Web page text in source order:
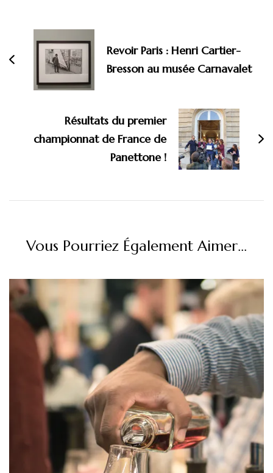
d'article
Revoir Paris : Henri Cartier-
Bresson au musée Carnavalet
Résultats du premier
championnat de France de
Panettone !
Vous Pourriez Également Aimer...